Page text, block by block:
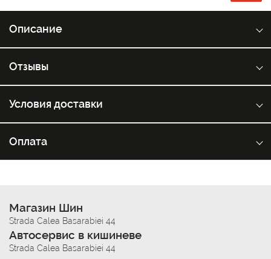
Описание
Отзывы
Условия доставки
Оплата
Магазин Шин
Strada Calea Basarabiei 44
Автосервис в кишиневе
Strada Calea Basarabiei 44